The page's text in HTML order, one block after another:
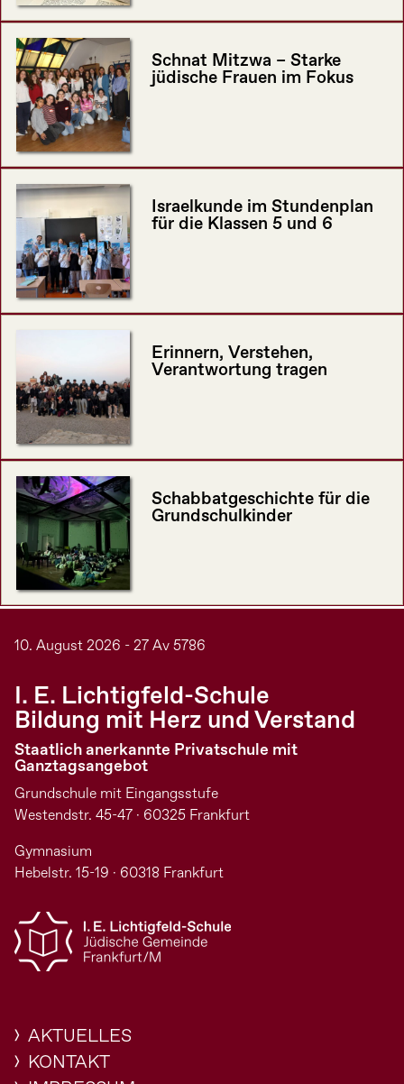
Schnat Mitzwa – Starke
jüdische Frauen im Fokus
Israelkunde im Stundenplan
für die Klassen 5 und 6
Erinnern, Verstehen,
Verantwortung tragen
Schabbatgeschichte für die
Grundschulkinder
10. August 2026 - 27 Av 5786
I. E. Lichtigfeld-Schule
Bildung mit Herz und Verstand
Staatlich anerkannte Privatschule mit
Ganztagsangebot
Grundschule mit Eingangsstufe
Westendstr. 45-47 · 60325 Frankfurt
Gymnasium
Hebelstr. 15-19 · 60318 Frankfurt
AKTUELLES
KONTAKT